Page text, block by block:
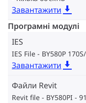
Завантажити
Програмні модулі
IES
IES File - BY580P
Завантажити
Файли Revit
Revit file - BY580PI -